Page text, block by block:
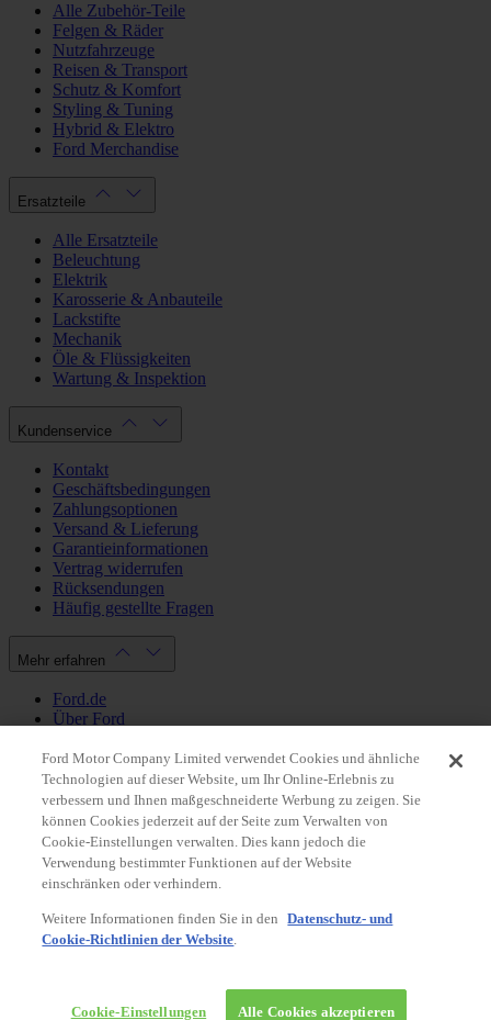
Alle Zubehör-Teile
Felgen & Räder
Nutzfahrzeuge
Reisen & Transport
Schutz & Komfort
Styling & Tuning
Hybrid & Elektro
Ford Merchandise
Ersatzteile
Alle Ersatzteile
Beleuchtung
Elektrik
Karosserie & Anbauteile
Lackstifte
Mechanik
Öle & Flüssigkeiten
Wartung & Inspektion
Kundenservice
Kontakt
Geschäftsbedingungen
Zahlungsoptionen
Versand & Lieferung
Garantieinformationen
Vertrag widerrufen
Rücksendungen
Häufig gestellte Fragen
Mehr erfahren
Ford.de
Über Ford
Datenschutzbestimmungen
Impressum
Mein Konto
Login / Registrierung
Meine Bestellungen
Land ändern
© 2026 Ford-Werke-GmbH
Ford Onlineshop
Ford Motor Company Limited verwendet Cookies und ähnliche
Technologien auf dieser Website, um Ihr Online-Erlebnis zu
verbessern und Ihnen maßgeschneiderte Werbung zu zeigen. Sie
können Cookies jederzeit auf der Seite zum Verwalten von
Cookie-Einstellungen verwalten. Dies kann jedoch die
Verwendung bestimmter Funktionen auf der Website
einschränken oder verhindern.
Weitere Informationen finden Sie in den
Datenschutz- und
Cookie-Richtlinien der Website.
Cookie-Einstellungen Alle Cookies akzeptieren